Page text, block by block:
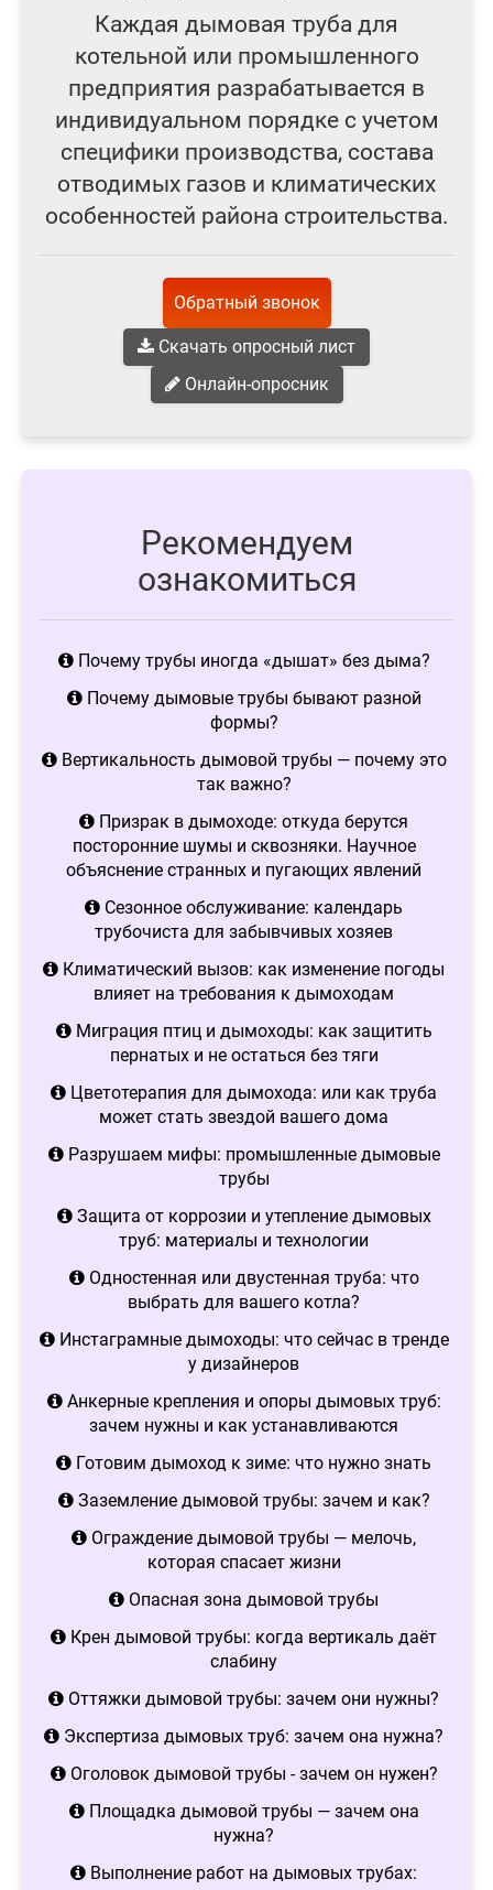
Каждая дымовая труба для
котельной или промышленного
предприятия разрабатывается в
индивидуальном порядке с учетом
специфики производства, состава
отводимых газов и климатических
особенностей района строительства.
Обратный звонок
Скачать опросный лист
Онлайн-опросник
Рекомендуем
ознакомиться
Почему трубы иногда «дышат» без дыма?
Почему дымовые трубы бывают разной
формы?
Вертикальность дымовой трубы — почему это
так важно?
Призрак в дымоходе: откуда берутся
посторонние шумы и сквозняки. Научное
объяснение странных и пугающих явлений
Сезонное обслуживание: календарь
трубочиста для забывчивых хозяев
Климатический вызов: как изменение погоды
влияет на требования к дымоходам
Миграция птиц и дымоходы: как защитить
пернатых и не остаться без тяги
Цветотерапия для дымохода: или как труба
может стать звездой вашего дома
Разрушаем мифы: промышленные дымовые
трубы
Защита от коррозии и утепление дымовых
труб: материалы и технологии
Одностенная или двустенная труба: что
выбрать для вашего котла?
Инстаграмные дымоходы: что сейчас в тренде
у дизайнеров
Анкерные крепления и опоры дымовых труб:
зачем нужны и как устанавливаются
Готовим дымоход к зиме: что нужно знать
Заземление дымовой трубы: зачем и как?
Ограждение дымовой трубы — мелочь,
которая спасает жизни
Опасная зона дымовой трубы
Крен дымовой трубы: когда вертикаль даёт
слабину
Оттяжки дымовой трубы: зачем они нужны?
Экспертиза дымовых труб: зачем она нужна?
Оголовок дымовой трубы - зачем он нужен?
Площадка дымовой трубы — зачем она
нужна?
Выполнение работ на дымовых трубах: